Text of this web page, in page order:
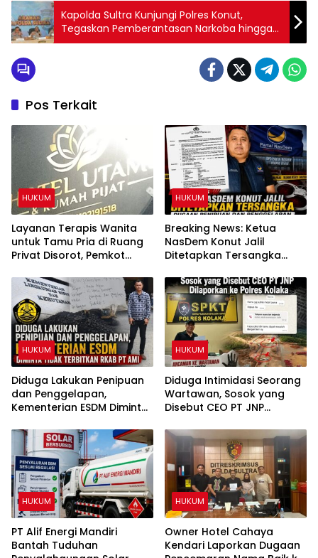
Kapolda Sultra Kunjungi Polres Konut,
Tegaskan Pemberantasan Narkoba hingga
Pelayanan Publik yang Tulus
Pos Terkait
HUKUM
Layanan Terapis Wanita
untuk Tamu Pria di Ruang
Privat Disorot, Pemkot
Perizinan Rumah Pijat Utami
HUKUM
Breaking News: Ketua
NasDem Konut Jalil
Ditetapkan Tersangka
Penggelapan
HUKUM
Diduga Lakukan Penipuan
dan Penggelapan,
Kementerian ESDM Diminta
AMI
HUKUM
Diduga Intimidasi Seorang
Wartawan, Sosok yang
Disebut CEO PT JNP
Kolaka
HUKUM
PT Alif Energi Mandiri
Bantah Tuduhan
HUKUM
Owner Hotel Cahaya
Kendari Laporkan Dugaan